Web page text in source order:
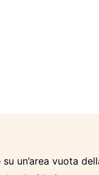
un’area vuota